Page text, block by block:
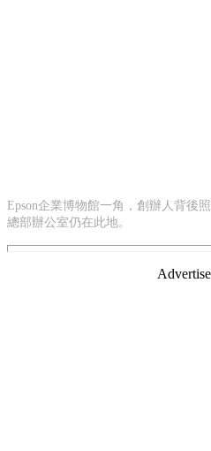
Epson企業博物館一角，創辦人背後
總部辦公室仍在此地。